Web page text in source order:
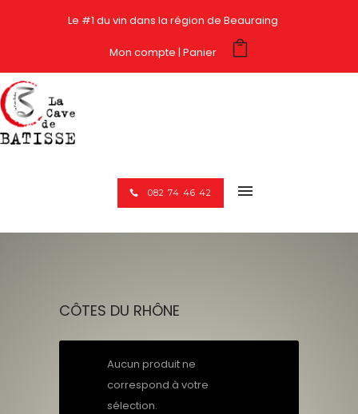
Le #1 du vin dans la région de Beauraing
Mon compte Panier
082 74 46 42
CÔTES DU RHÔNE
Aucun produit ne
correspond à votre
sélection.